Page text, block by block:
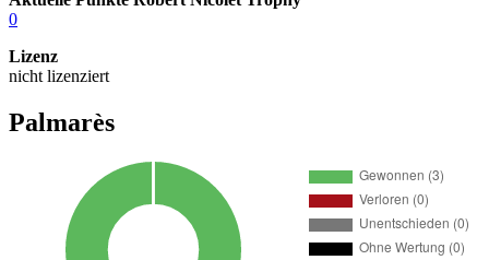
0
Lizenz
nicht lizenziert
Palmarès